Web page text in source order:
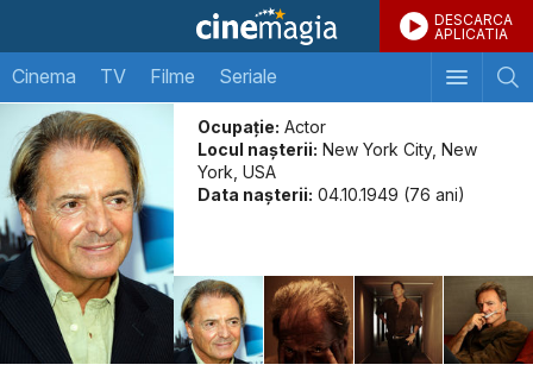
DESCARCA
APLICATIA
Cinema TV Filme Seriale
Ocupație: Actor
Locul naşterii: New York City, New
York, USA
Data naşterii: 04.10.1949 (76 ani)